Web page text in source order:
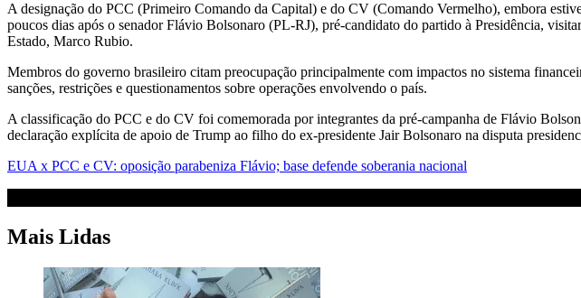
A designação do PCC (Primeiro Comando da Capital) e do CV (Comando Vermelho), embora
poucos dias após o senador Flávio Bolsonaro (PL-RJ), pré-candidato do partido à Presidência,
Estado, Marco Rubio.
Membros do governo brasileiro citam preocupação principalmente com impactos no sistema
sanções, restrições e questionamentos sobre operações envolvendo o país.
A classificação do PCC e do CV foi comemorada por integrantes da pré-campanha de Flávio
declaração explícita de apoio de Trump ao filho do ex-presidente Jair Bolsonaro na disputa
EUA x PCC e CV: oposição parabeniza Flávio; base defende soberania nacional
Mais Lidas